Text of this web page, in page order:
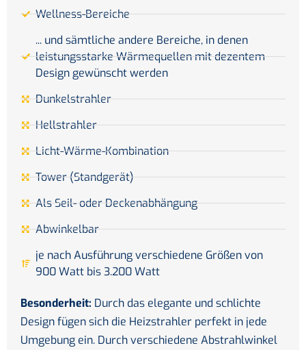
Wellness-Bereiche
... und sämtliche andere Bereiche, in denen
leistungsstarke Wärmequellen mit dezentem
Design gewünscht werden
Dunkelstrahler
Hellstrahler
Licht-Wärme-Kombination
Tower (Standgerät)
Als Seil- oder Deckenabhängung
Abwinkelbar
je nach Ausführung verschiedene Größen von
900 Watt bis 3.200 Watt
Besonderheit: Durch das elegante und schlichte
Design fügen sich die Heizstrahler perfekt in jede
Umgebung ein. Durch verschiedene Abstrahlwinkel